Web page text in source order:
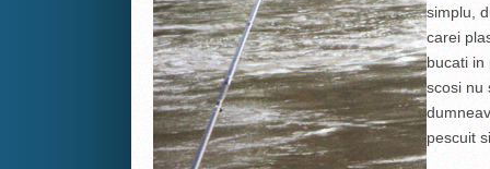
simplu,
carei
bucati in
scosi nu
pescuit